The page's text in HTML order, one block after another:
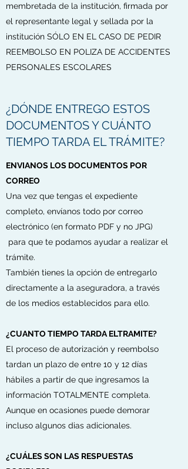
membretada de la institución, firmada por
el representante legal y sellada por la
institución SÓLO EN EL CASO DE PEDIR
REEMBOLSO EN POLIZA DE ACCIDENTES
PERSONALES ESCOLARES
¿DÓNDE ENTREGO ESTOS
DOCUMENTOS Y CUÁNTO
TIEMPO TARDA EL TRÁMITE?
ENVIANOS LOS DOCUMENTOS POR
CORREO
Una vez que tengas el expediente
completo, envíanos todo por correo
electrónico (en formato PDF y no JPG)
para que te podamos ayudar a realizar el
trámite.
También tienes la opción de entregarlo
directamente a la aseguradora, a través
de los medios establecidos para ello.
¿CUANTO TIEMPO TARDA ELTRAMITE?
El proceso de autorización y reembolso
tardan un plazo de entre 10 y 12 días
hábiles a partir de que ingresamos la
información TOTALMENTE completa.
Aunque en ocasiones puede demorar
incluso algunos dias adicionales.
¿CUÁLES SON LAS RESPUESTAS